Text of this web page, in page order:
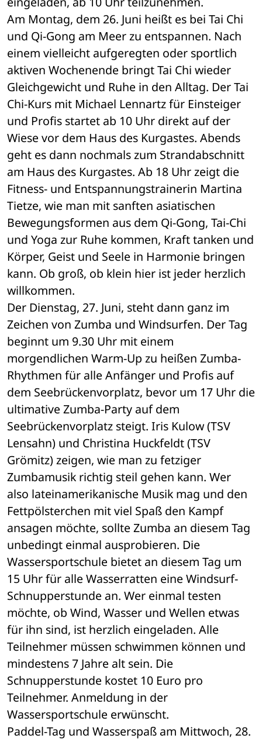
Am Montag, dem 26. Juni heißt es bei Tai Chi
und Qi-Gong am Meer zu entspannen. Nach
einem vielleicht aufgeregten oder sportlich
aktiven Wochenende bringt Tai Chi wieder
Gleichgewicht und Ruhe in den Alltag. Der Tai
Chi-Kurs mit Michael Lennartz für Einsteiger
und Profis startet ab 10 Uhr direkt auf der
Wiese vor dem Haus des Kurgastes. Abends
geht es dann nochmals zum Strandabschnitt
am Haus des Kurgastes. Ab 18 Uhr zeigt die
Fitness- und Entspannungstrainerin Martina
Tietze, wie man mit sanften asiatischen
Bewegungsformen aus dem Qi-Gong, Tai-Chi
und Yoga zur Ruhe kommen, Kraft tanken und
Körper, Geist und Seele in Harmonie bringen
kann. Ob groß, ob klein hier ist jeder herzlich
willkommen.
Der Dienstag, 27. Juni, steht dann ganz im
Zeichen von Zumba und Windsurfen. Der Tag
beginnt um 9.30 Uhr mit einem
morgendlichen Warm-Up zu heißen Zumba-
Rhythmen für alle Anfänger und Profis auf
dem Seebrückenvorplatz, bevor um 17 Uhr die
ultimative Zumba-Party auf dem
Seebrückenvorplatz steigt. Iris Kulow (TSV
Lensahn) und Christina Huckfeldt (TSV
Grömitz) zeigen, wie man zu fetziger
Zumbamusik richtig steil gehen kann. Wer
also lateinamerikanische Musik mag und den
Fettpölsterchen mit viel Spaß den Kampf
ansagen möchte, sollte Zumba an diesem Tag
unbedingt einmal ausprobieren. Die
Wassersportschule bietet an diesem Tag um
15 Uhr für alle Wasserratten eine Windsurf-
Schnupperstunde an. Wer einmal testen
möchte, ob Wind, Wasser und Wellen etwas
für ihn sind, ist herzlich eingeladen. Alle
Teilnehmer müssen schwimmen können und
mindestens 7 Jahre alt sein. Die
Schnupperstunde kostet 10 Euro pro
Teilnehmer. Anmeldung in der
Wassersportschule erwünscht.
Paddel-Tag und Wasserspaß am Mittwoch, 28.